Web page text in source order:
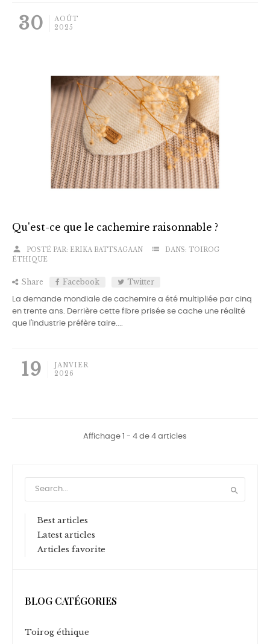
AOÛT
30 2025
Qu'est-ce que le cachemire raisonnable ?
Share Facebook Twitter
person POSTÉ PAR: ERIKA BATTSAGAAN list DANS: TOIROG
ÉTHIQUE
JANVIER
19 2026
La demande mondiale de cachemire a été multipliée par cinq
en trente ans. Derrière cette fibre prisée se cache une réalité
que l'industrie préfère taire....
Affichage 1 - 4 de 4 articles

Best articles
Latest articles
Articles favorite
BLOG CATÉGORIES
Toirog éthique